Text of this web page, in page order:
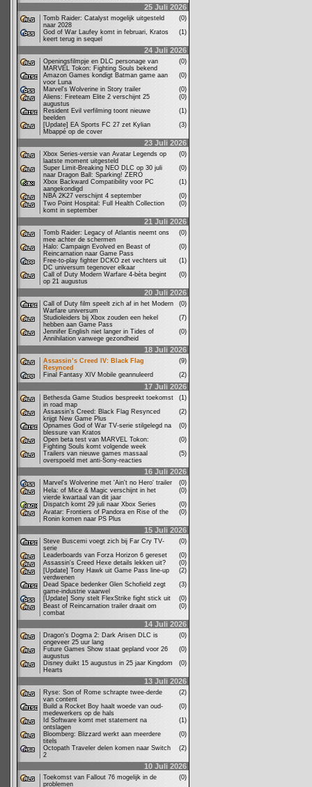
25 Juli 2026
Tomb Raider: Catalyst mogelijk uitgesteld
naar 2028
(0)
God of War Laufey komt in februari, Kratos
keert terug in sequel
(1)
24 Juli 2026
Openingsfilmpje en DLC personage van
MARVEL Tokon: Fighting Souls bekend
(0)
Amazon Games kondigt Batman game aan
voor Luna
(0)
Marvel's Wolverine in Story trailer
(0)
Aliens: Fireteam Elite 2 verschijnt 25
augustus
(0)
Resident Evil verfilming toont nieuwe
beelden
(1)
[Update] EA Sports FC 27 zet Kylian
Mbappé op de cover
(3)
23 Juli 2026
Xbox Series-versie van Avatar Legends op
laatste moment uitgesteld
(0)
Super Limit-Breaking NEO DLC op 30 juli
naar Dragon Ball: Sparking! ZERO
(0)
Xbox Backward Compatibility voor PC
aangekondigd
(1)
NBA 2K27 verschijnt 4 september
(0)
Two Point Hospital: Full Health Collection
komt in september
(0)
21 Juli 2026
Tomb Raider: Legacy of Atlantis neemt ons
mee achter de schermen
(0)
Halo: Campaign Evolved en Beast of
Reincarnation naar Game Pass
(0)
Free-to-play fighter DCKO zet vechters uit
DC universum tegenover elkaar
(1)
Call of Duty Modern Warfare 4-bèta begint
op 21 augustus
(0)
20 Juli 2026
Call of Duty film speelt zich af in het Modern
Warfare universum
(0)
Studioleiders bij Xbox zouden een hekel
hebben aan Game Pass
(7)
Jennifer English niet langer in Tides of
Annihilation vanwege gezondheid
(0)
18 Juli 2026
Assassin’s Creed IV: Black Flag
Resynced
(9)
Final Fantasy XIV Mobile geannuleerd
(2)
17 Juli 2026
Bethesda Game Studios bespreekt toekomst
in road map
(1)
Assassin's Creed: Black Flag Resynced
krijgt New Game Plus
(2)
Opnames God of War TV-serie stilgelegd na
blessure van Kratos
(0)
Open beta test van MARVEL Tokon:
Fighting Souls komt volgende week
(0)
Trailers van nieuwe games massaal
overspoeld met anti-Sony-reacties
(5)
16 Juli 2026
Marvel's Wolverine met 'Ain't no Hero' trailer
(0)
Hela: of Mice & Magic verschijnt in het
vierde kwartaal van dit jaar
(0)
Dispatch komt 29 juli naar Xbox Series
(0)
Avatar: Frontiers of Pandora en Rise of the
Ronin komen naar PS Plus
(0)
15 Juli 2026
Steve Buscemi voegt zich bij Far Cry TV-
serie
(0)
Leaderboards van Forza Horizon 6 gereset
(0)
Assassin's Creed Hexe details lekken uit?
(0)
[Update] Tony Hawk uit Game Pass line-up
verdwenen
(2)
Dead Space bedenker Glen Schofield zegt
game-industrie vaarwel
(3)
[Update] Sony stelt FlexStrike fight stick uit
(0)
Beast of Reincarnation trailer draait om
combat
(0)
14 Juli 2026
Dragon's Dogma 2: Dark Arisen DLC is
ongeveer 25 uur lang
(0)
Future Games Show staat gepland voor 26
augustus
(0)
Disney duikt 15 augustus in 25 jaar Kingdom
Hearts
(0)
13 Juli 2026
Ryse: Son of Rome schrapte twee-derde
van content
(2)
Build a Rocket Boy haalt woede van oud-
medewerkers op de hals
(0)
Id Software komt met statement na
ontslagen
(1)
Bloomberg: Blizzard werkt aan meerdere
titels
(0)
Octopath Traveler delen komen naar Switch
2
(2)
10 Juli 2026
Toekomst van Fallout 76 mogelijk in de
problemen
(0)